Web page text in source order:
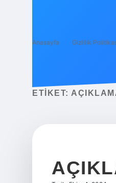
Anasayfa Gizlilik
ETIKET: